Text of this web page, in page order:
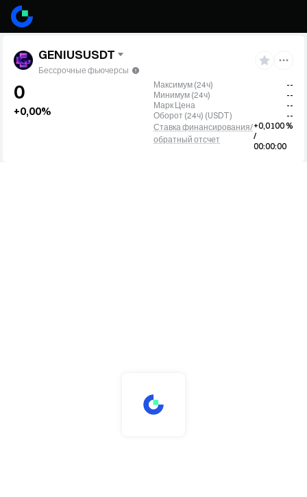
GENIUSUSDT
Бессрочные фьючерсы
0
+0,00%
Максимум (24ч)
--
Минимум (24ч)
--
Марк Цена
--
Оборот (24ч) (USDT)
--
Ставка финансирования/
обратный отсчет
+0,0100 %
/
00:00:00